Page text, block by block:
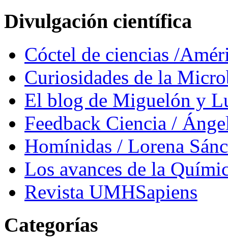
Divulgación científica
Cóctel de ciencias /
Curiosidades de la
El blog de Miguelón y
Feedback Ciencia /
Homínidas / Lorena
Los avances de la
Revista UMHSapiens
Categorías